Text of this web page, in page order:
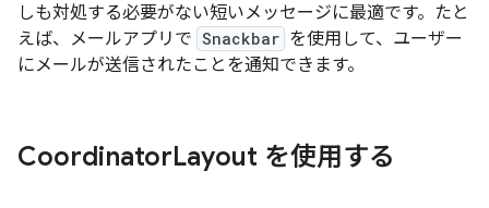
しも対処する必要がない短いメッセージに最適です。たと
えば、メールアプリで Snackbar を使用して、ユーザー
にメールが送信されたことを通知できます。
CoordinatorLayout を使用する